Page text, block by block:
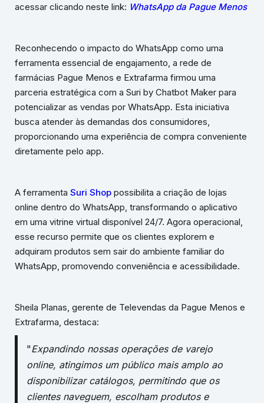
acessar clicando neste link: WhatsApp da Pague Menos
Reconhecendo o impacto do WhatsApp como uma
ferramenta essencial de engajamento, a rede de
farmácias Pague Menos e Extrafarma firmou uma
parceria estratégica com a Suri by Chatbot Maker para
potencializar as vendas por WhatsApp. Esta iniciativa
busca atender às demandas dos consumidores,
proporcionando uma experiência de compra conveniente
diretamente pelo app.
A ferramenta Suri Shop possibilita a criação de lojas
online dentro do WhatsApp, transformando o aplicativo
em uma vitrine virtual disponível 24/7. Agora operacional,
esse recurso permite que os clientes explorem e
adquiram produtos sem sair do ambiente familiar do
WhatsApp, promovendo conveniência e acessibilidade.
Sheila Planas, gerente de Televendas da Pague Menos e
Extrafarma, destaca:
"Expandindo nossas operações de varejo
online, atingimos um público mais amplo ao
disponibilizar catálogos, permitindo que os
clientes naveguem, escolham produtos e